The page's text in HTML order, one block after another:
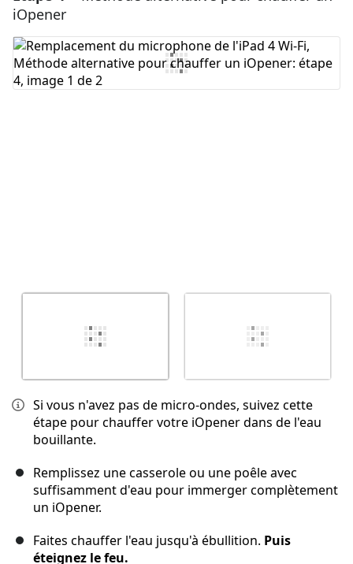
Ajouter un commentaire
iOpener
Si vous n'avez pas de micro-ondes, suivez cette
étape pour chauffer votre iOpener dans de l'eau
bouillante.
Remplissez une casserole ou une poêle avec
suffisamment d'eau pour immerger complètement
un iOpener.
Faites chauffer l'eau jusqu'à ébullition. Puis
éteignez le feu.